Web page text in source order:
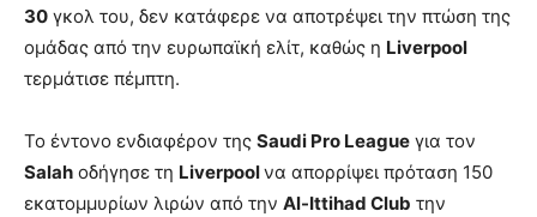
30 γκολ του, δεν κατάφερε να αποτρέψει την πτώση της
ομάδας από την ευρωπαϊκή ελίτ, καθώς η Liverpool
τερμάτισε πέμπτη.
Το έντονο ενδιαφέρον της Saudi Pro League για τον
Salah οδήγησε τη Liverpoolνα απορρίψει πρόταση 150
εκατομμυρίων λιρών από την Al-Ittihad Club την